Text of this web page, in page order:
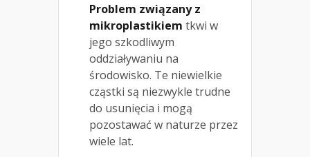
Problem związany z
mikroplastikiem tkwi w
jego szkodliwym
oddziaływaniu na
środowisko. Te niewielkie
cząstki są niezwykle trudne
do usunięcia i mogą
pozostawać w naturze przez
wiele lat.